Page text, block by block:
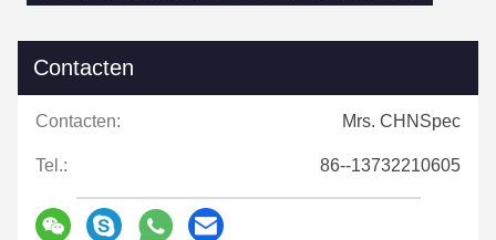
Contacten
Contacten: Mrs. CHNSpec
Tel.: 86--13732210605